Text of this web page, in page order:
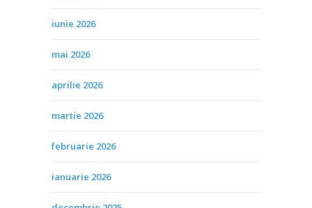
iunie 2026
mai 2026
aprilie 2026
martie 2026
februarie 2026
ianuarie 2026